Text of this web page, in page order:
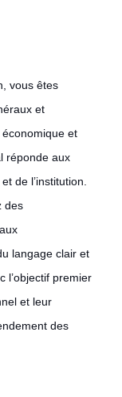
vous êtes
et
et
réponde aux
de l’institution.
des
langage clair et
l’objectif premier
et leur
des